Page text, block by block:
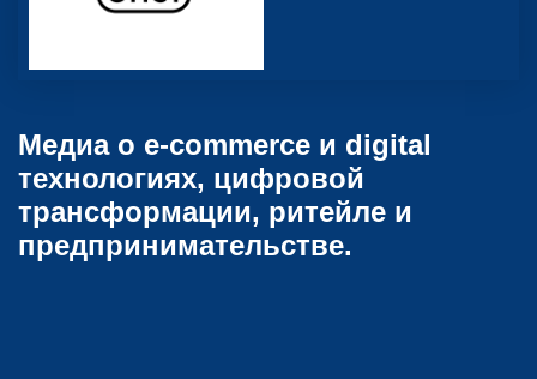
Медиа о e-commerce и digital
технологиях, цифровой
трансформации, ритейле и
предпринимательстве.